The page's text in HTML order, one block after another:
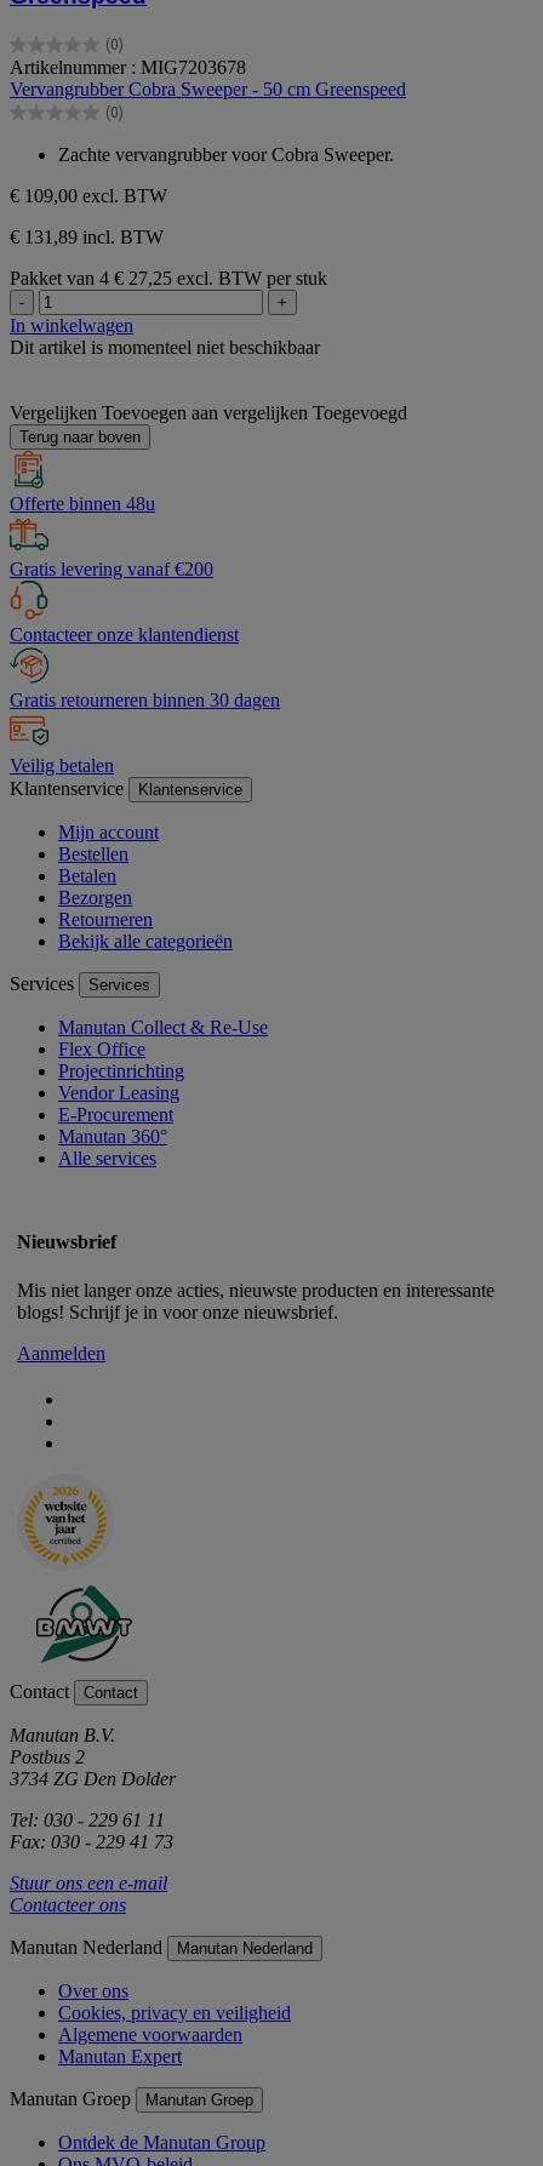
(0)
0.0
van
de
5
Artikelnummer : MIG7203678
Vervangrubber Cobra Sweeper - 50 cm Greenspeed
(0)
0.0
5
sterren.
Zachte vervangrubber voor Cobra Sweeper.
€ 109,00 excl. BTW
€ 131,89 incl. BTW
Pakket van 4 € 27,25 excl. BTW per stuk
- +
In winkelwagen
Dit artikel is momenteel niet beschikbaar
Vergelijken Toevoegen aan vergelijken Toegevoegd
Terug naar boven
Offerte binnen 48u
Gratis levering vanaf €200
Contacteer onze klantendienst
Gratis retourneren binnen 30 dagen
Veilig betalen
Klantenservice
Klantenservice
Mijn account
Bestellen
Betalen
Bezorgen
Retourneren
Bekijk alle categorieën
Services Services
Manutan Collect & Re-Use
Flex Office
Projectinrichting
Vendor Leasing
E-Procurement
Manutan 360°
Alle services
Nieuwsbrief
Mis niet langer onze acties, nieuwste producten en interessante
blogs! Schrijf je in voor onze nieuwsbrief.
Aanmelden
Contact Contact
Manutan B.V.
Postbus 2
3734 ZG Den Dolder
Tel: 030 - 229 61 11
Fax: 030 - 229 41 73
Stuur ons een e-mail
Contacteer ons
Manutan Nederland Manutan Nederland
Over ons
Cookies, privacy en veiligheid
Algemene voorwaarden
Manutan Expert
Manutan Groep Manutan Groep
Ontdek de Manutan Group